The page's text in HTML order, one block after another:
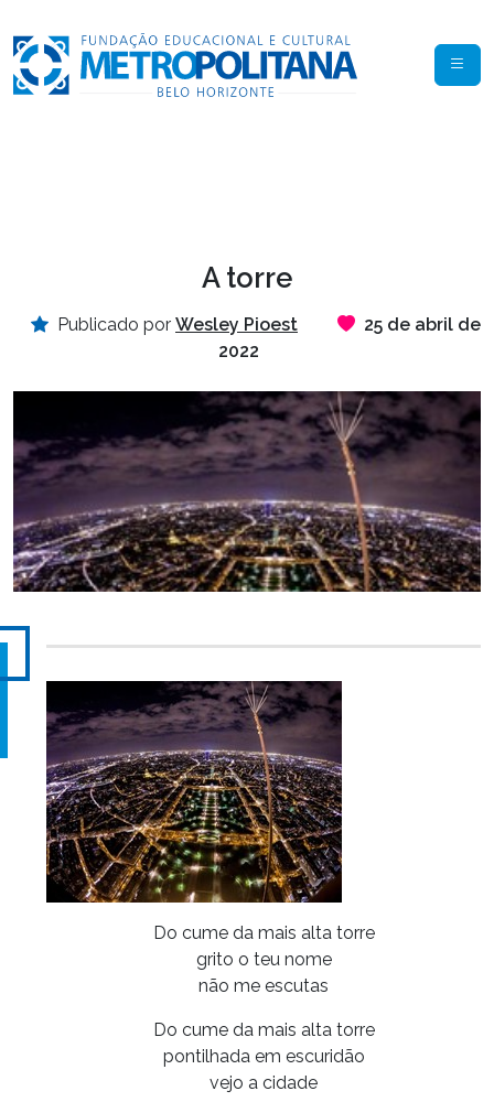
A torre
Publicado por Wesley Pioest
25 de abril de
2022
Do cume da mais alta torre
grito o teu nome
não me escutas
Do cume da mais alta torre
pontilhada em escuridão
vejo a cidade